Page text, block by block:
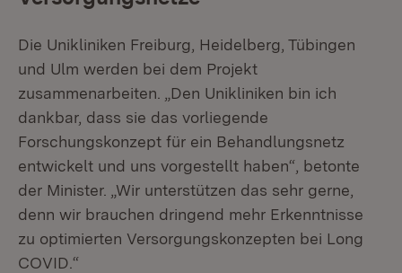
Die Unikliniken Freiburg, Heidelberg, Tübingen
und Ulm werden bei dem Projekt
zusammenarbeiten. „Den Unikliniken bin ich
dankbar, dass sie das vorliegende
Forschungskonzept für ein Behandlungsnetz
entwickelt und uns vorgestellt haben“, betonte
der Minister. „Wir unterstützen das sehr gerne,
denn wir brauchen dringend mehr Erkenntnisse
zu optimierten Versorgungskonzepten bei Long
COVID.“